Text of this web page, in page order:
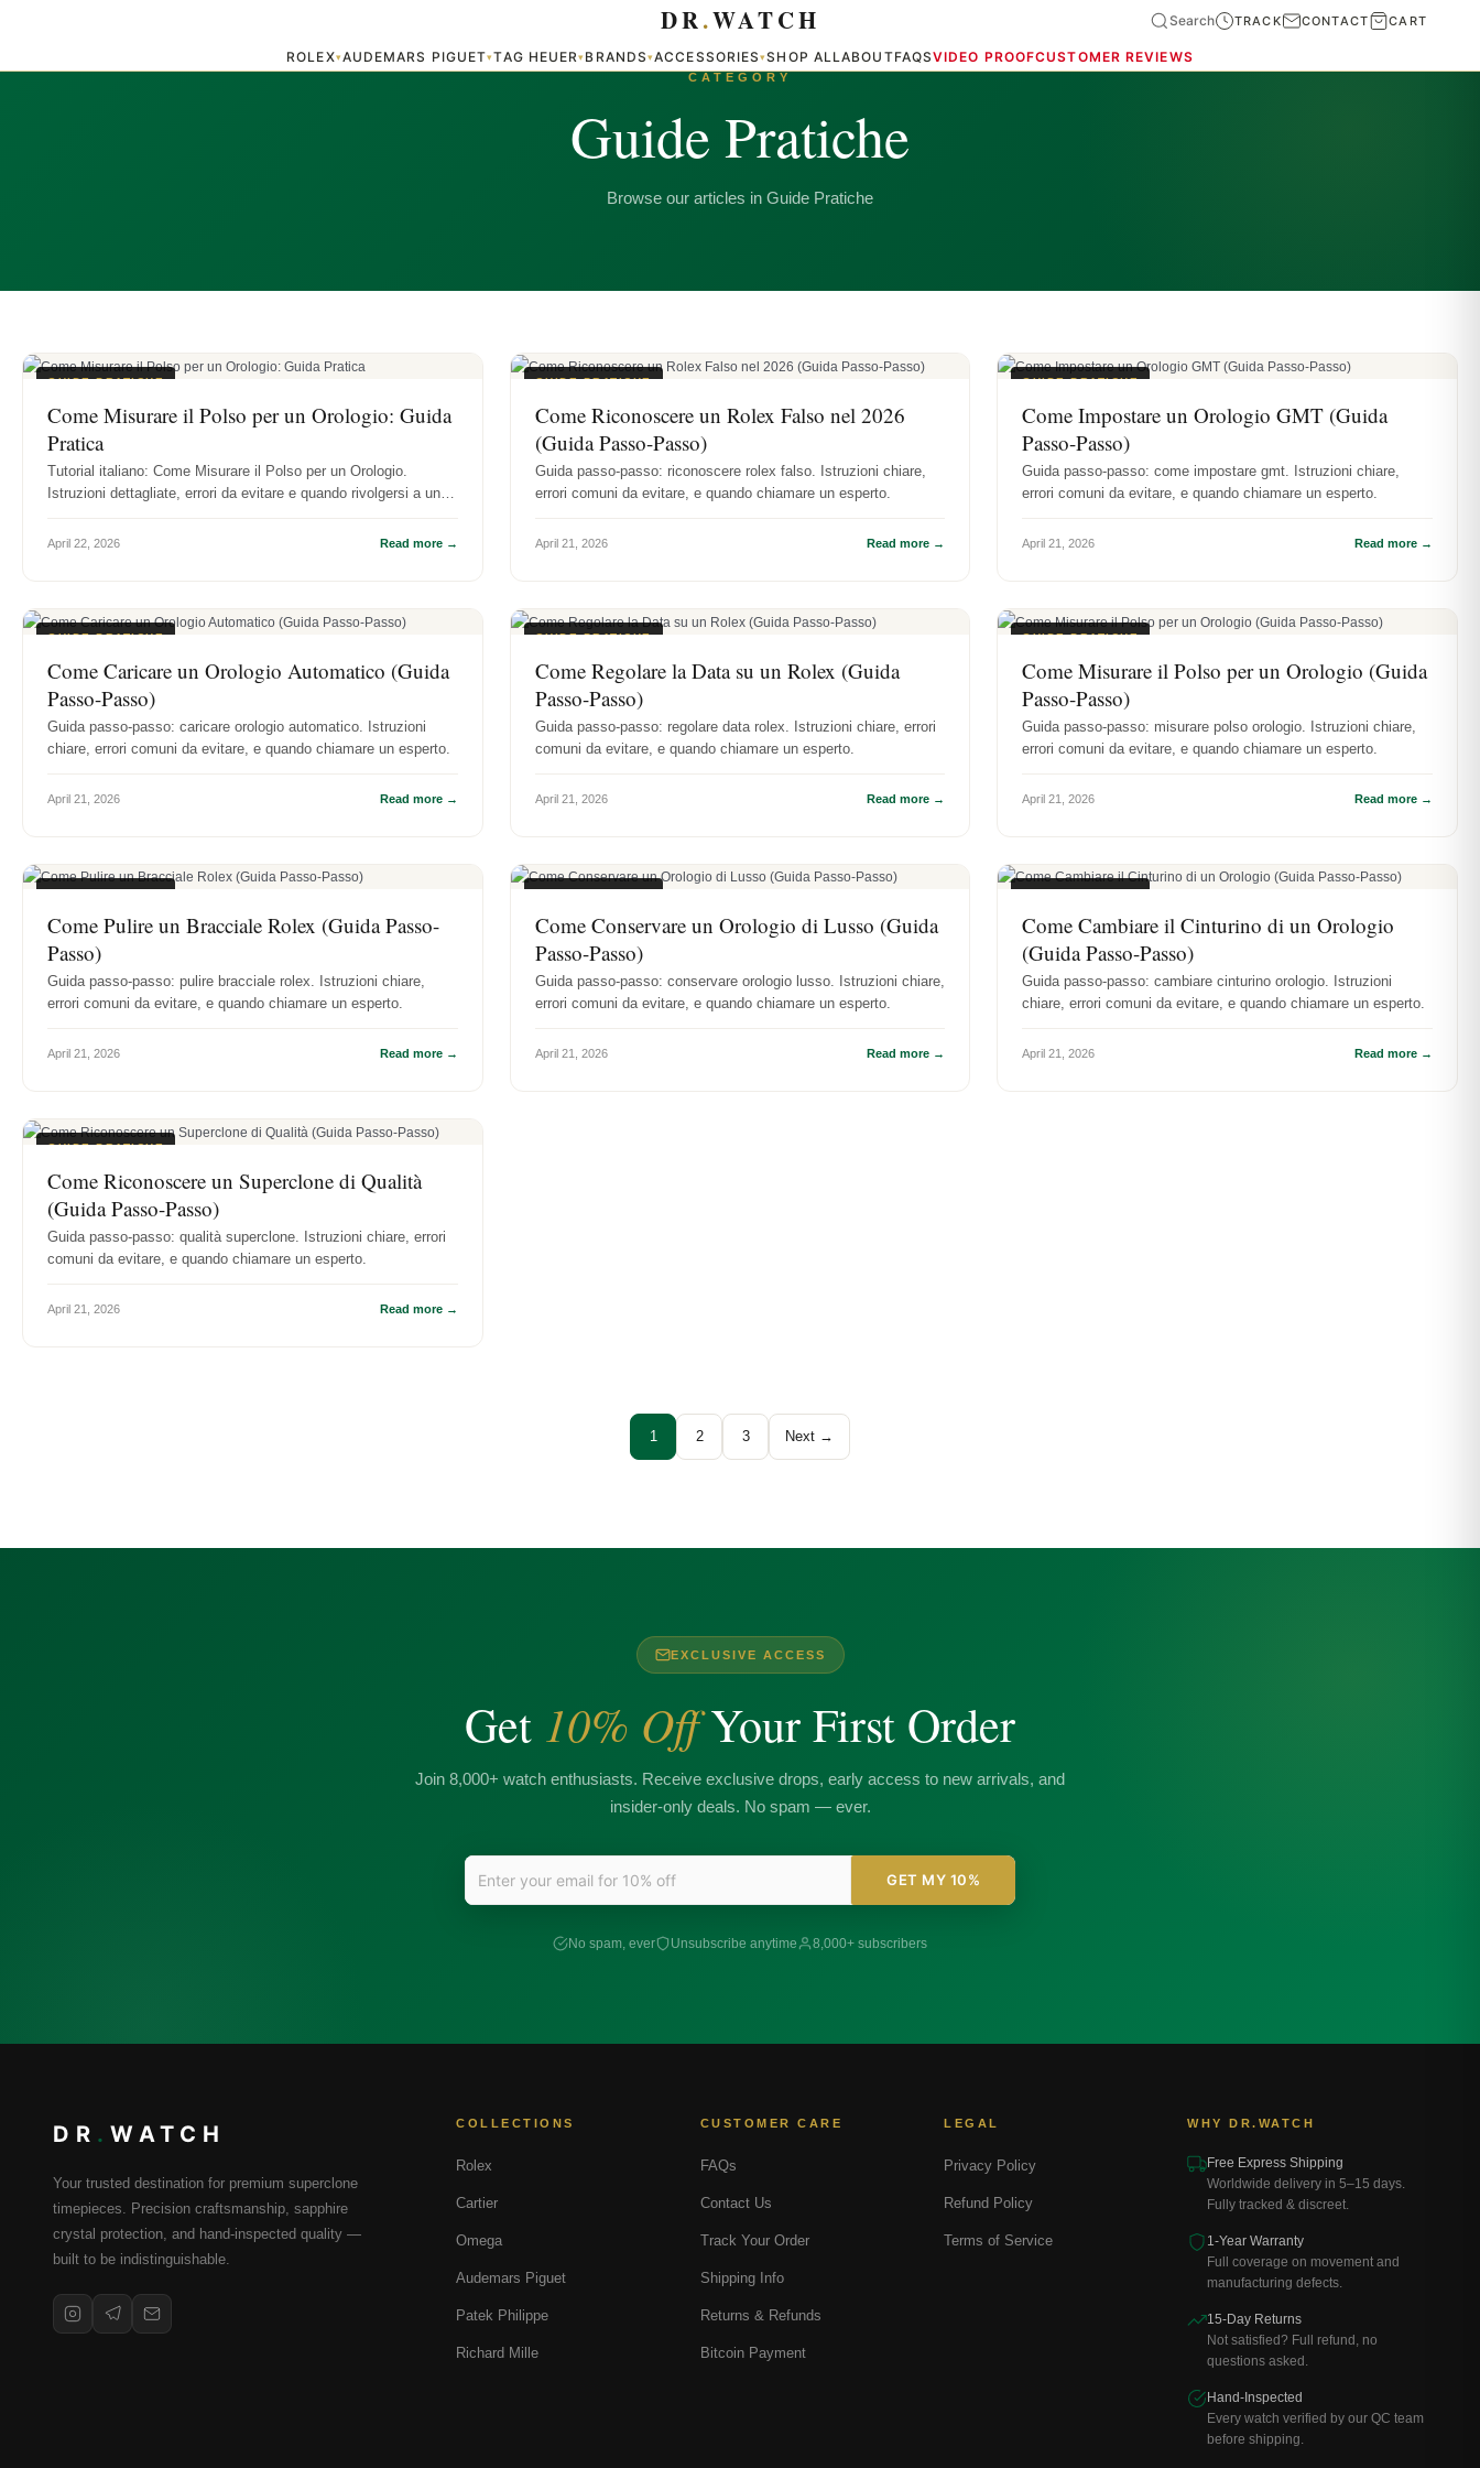
ROLEX▾AUDEMARS PIGUET▾TAG HEUER▾BRANDS▾ACCESSORIES▾SHOP ALLABOUTFAQSVIDEO PROOFCUSTOMER REVIEWS
DR.WATCH Search TRACK CONTACT CART
CATEGORY
Guide Pratiche
Browse our articles in Guide Pratiche
GUIDE PRATICHE
Come Misurare il Polso per un Orologio: Guida
Pratica
Tutorial italiano: Come Misurare il Polso per un Orologio.
Istruzioni dettagliate, errori da evitare e quando rivolgersi a un
April 22, 2026 Read more →
GUIDE PRATICHE
Come Riconoscere un Rolex Falso nel 2026
(Guida Passo-Passo)
Guida passo-passo: riconoscere rolex falso. Istruzioni chiare,
errori comuni da evitare, e quando chiamare un esperto.
April 21, 2026 Read more →
GUIDE PRATICHE
Come Impostare un Orologio GMT (Guida
Passo-Passo)
Guida passo-passo: come impostare gmt. Istruzioni chiare,
errori comuni da evitare, e quando chiamare un esperto.
April 21, 2026 Read more →
GUIDE PRATICHE
Come Caricare un Orologio Automatico (Guida
Passo-Passo)
Guida passo-passo: caricare orologio automatico. Istruzioni
chiare, errori comuni da evitare, e quando chiamare un esperto.
April 21, 2026 Read more →
GUIDE PRATICHE
Come Regolare la Data su un Rolex (Guida
Passo-Passo)
Guida passo-passo: regolare data rolex. Istruzioni chiare, errori
comuni da evitare, e quando chiamare un esperto.
April 21, 2026 Read more →
GUIDE PRATICHE
Come Misurare il Polso per un Orologio (Guida
Passo-Passo)
Guida passo-passo: misurare polso orologio. Istruzioni chiare,
errori comuni da evitare, e quando chiamare un esperto.
April 21, 2026 Read more →
GUIDE PRATICHE
Come Pulire un Bracciale Rolex (Guida Passo-
Passo)
Guida passo-passo: pulire bracciale rolex. Istruzioni chiare,
errori comuni da evitare, e quando chiamare un esperto.
April 21, 2026 Read more →
GUIDE PRATICHE
Come Conservare un Orologio di Lusso (Guida
Passo-Passo)
Guida passo-passo: conservare orologio lusso. Istruzioni chiare,
errori comuni da evitare, e quando chiamare un esperto.
April 21, 2026 Read more →
GUIDE PRATICHE
Come Cambiare il Cinturino di un Orologio
(Guida Passo-Passo)
Guida passo-passo: cambiare cinturino orologio. Istruzioni
chiare, errori comuni da evitare, e quando chiamare un esperto.
April 21, 2026 Read more →
GUIDE PRATICHE
Come Riconoscere un Superclone di Qualità
(Guida Passo-Passo)
Guida passo-passo: qualità superclone. Istruzioni chiare, errori
comuni da evitare, e quando chiamare un esperto.
April 21, 2026 Read more →
1 2 3 Next →
EXCLUSIVE ACCESS
Get 10% OffYour First Order
Join 8,000+ watch enthusiasts. Receive exclusive drops, early access to new arrivals, and
insider-only deals. No spam — ever.
GET MY 10%
No spam, ever Unsubscribe anytime 8,000+ subscribers
DR . WATCH
Your trusted destination for premium superclone
timepieces. Precision craftsmanship, sapphire
crystal protection, and hand-inspected quality —
built to be indistinguishable.
COLLECTIONS
Rolex
Cartier
Omega
Audemars Piguet
Patek Philippe
Richard Mille
CUSTOMER CARE
FAQs
Contact Us
Track Your Order
Shipping Info
Returns & Refunds
Bitcoin Payment
LEGAL
Privacy Policy
Refund Policy
Terms of Service
WHY DR.WATCH
Free Express Shipping
Worldwide delivery in 5–15 days.
Fully tracked & discreet.
1-Year Warranty
Full coverage on movement and
manufacturing defects.
15-Day Returns
Not satisfied? Full refund, no
questions asked.
Hand-Inspected
Every watch verified by our QC team
before shipping.